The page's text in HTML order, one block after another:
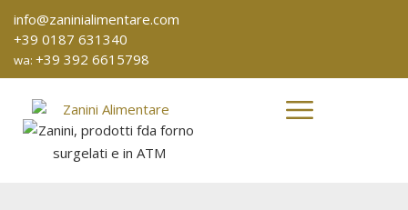
info@zaninialimentare.com
+39 0187 631340
wa: +39 392 6615798